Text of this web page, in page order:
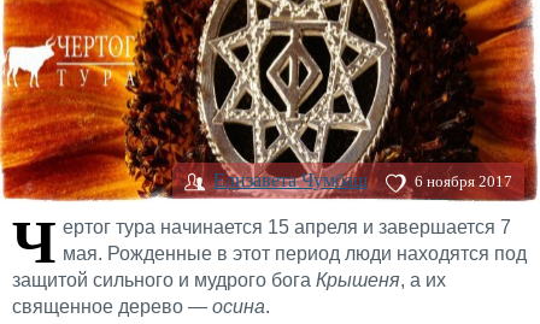
Елизавета Чумбаш 6 ноября 2017
Ч ертог тура начинается 15 апреля и завершается 7
мая. Рожденные в этот период люди находятся под
защитой сильного и мудрого бога Крышеня, а их
священное дерево — осина.